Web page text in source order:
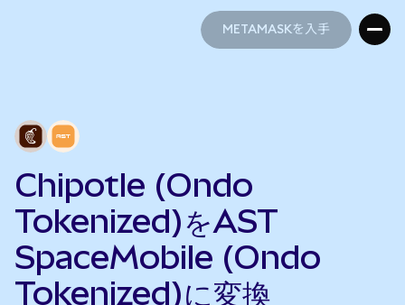
METAMASKを入手
Chipotle (Ondo
Tokenized)をAST
SpaceMobile (Ondo
Tokenized)に変換